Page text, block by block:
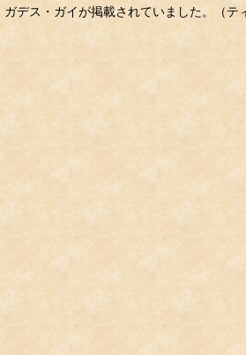
デス・ガイが掲載されていました。（テ